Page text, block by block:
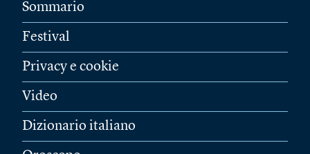
Sommario
Festival
Privacy e cookie
Video
Dizionario italiano